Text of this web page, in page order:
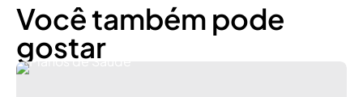
Você também pode
gostar